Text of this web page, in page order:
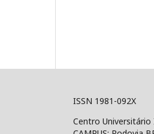
ISSN 1981-092X
Centro